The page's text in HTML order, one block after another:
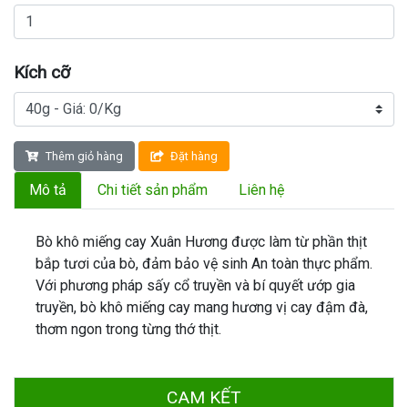
Kích cỡ
Thêm giỏ hàng Đặt hàng
Mô tả Chi tiết sản phẩm Liên hệ
Bò khô miếng cay Xuân Hương được làm từ phần thịt
bắp tươi của bò, đảm bảo vệ sinh An toàn thực phẩm.
Với phương pháp sấy cổ truyền và bí quyết ướp gia
truyền, bò khô miếng cay mang hương vị cay đậm đà,
thơm ngon trong từng thớ thịt.
CAM KẾT